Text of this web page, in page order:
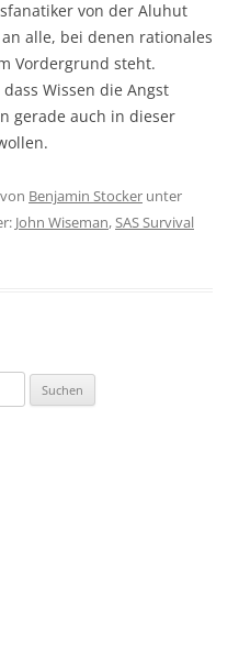
von der Aluhut
alle, bei denen rationales
Vordergrund steht.
Wissen die Angst
gerade auch in dieser
von Benjamin Stocker unter
John Wiseman,SAS Survival